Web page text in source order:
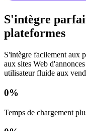
S'intègre
plateformes
S'intègre facilement aux
aux sites Web
utilisateur fluide aux
0%
Temps de chargement